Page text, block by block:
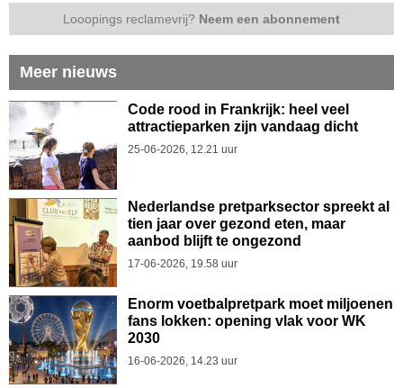
Looopings reclamevrij? Neem een abonnement
Meer nieuws
Code rood in Frankrijk: heel veel
attractieparken zijn vandaag dicht
25-06-2026, 12.21 uur
Nederlandse pretparksector spreekt al
tien jaar over gezond eten, maar
aanbod blijft te ongezond
17-06-2026, 19.58 uur
Enorm voetbalpretpark moet miljoenen
fans lokken: opening vlak voor WK
2030
16-06-2026, 14.23 uur